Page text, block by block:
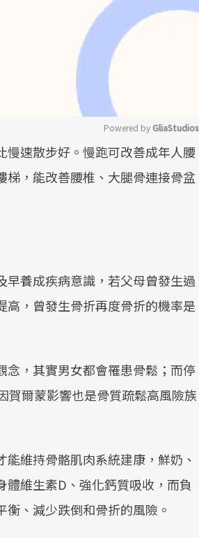
Mute
Powered by GliaStudios
慢速散步好。慢跑可改善成年人腰
，能改善腰椎、大腿骨連接骨盆
養成疾病意識，若父母曾發生過
，曾發生骨折再度骨折的機率是
，其實男女都會罹患骨鬆；而停
賀爾蒙影響也是骨質疏鬆高風險族
維持骨骼肌肉系統建康，鮮奶、
維生素D、強化鈣質吸收，而負
、減少跌倒和骨折的風險。